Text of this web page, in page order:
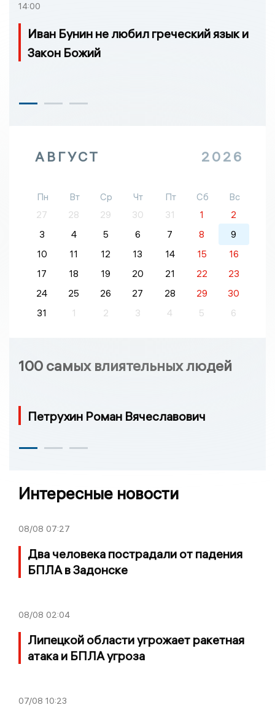
14:00
Иван Бунин не любил греческий язык и
Закон Божий
АВГУСТ 2026
Пн Вт Ср Чт Пт Сб
Вс
27
28 29 30 31 1
2
3
4 5 6 7 8
9
10
11 12 13 14 15
16
17
18 19 20 21 22
23
24
25 26 27 28 29
30
31
1 2 3 4 5 6
100 самых влиятельных людей
Петрухин Роман Вячеславович
Интересные новости
08/08 07:27
Два человека пострадали от падения
БПЛА в Задонске
08/08 02:04
Липецкой области угрожает ракетная
атака и БПЛА угроза
07/08 10:23